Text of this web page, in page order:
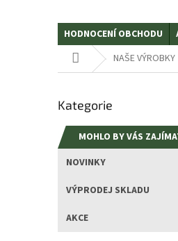
HODNOCENÍ OBCHODU
Domů NAŠE VÝROBKY
s
r
kategorie
Kategorie
MOHLO BY VÁS
NOVINKY
VÝPRODEJ SKLADU
AKCE